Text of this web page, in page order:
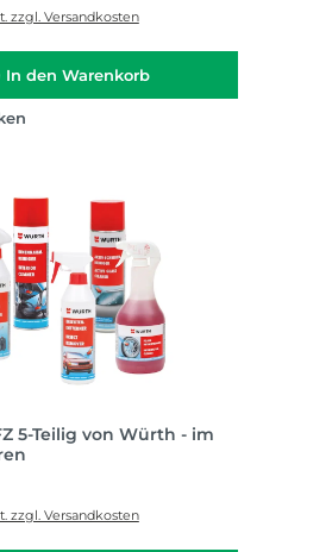
zzgl. Versandkosten
In den Warenkorb
5-Teilig von Würth - im
zzgl. Versandkosten